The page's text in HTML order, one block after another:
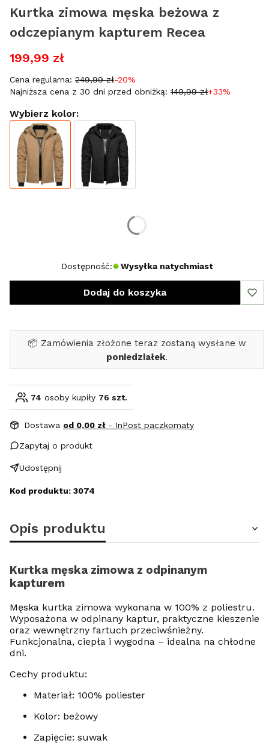
Kurtka zimowa męska beżowa z
odczepianym kapturem Recea
199,99 zł
Cena regularna: 249,99 zł-20%
Najniższa cena z 30 dni przed obniżką: 149,99 zł+33%
Wybierz kolor:
Dostępność: Wysyłka natychmiast
Dodaj do koszyka
📦 Zamówienia złożone teraz zostaną wysłane w
poniedziałek.
74 osoby kupiły 76 szt.
Dostawa od 0,00 zł - InPost paczkomaty
Zapytaj o produkt
Udostępnij
Kod produktu: 3074
Opis produktu
Kurtka męska zimowa z odpinanym
kapturem
Męska kurtka zimowa wykonana w 100% z poliestru.
Wyposażona w odpinany kaptur, praktyczne kieszenie
oraz wewnętrzny fartuch przeciwśnieżny.
Funkcjonalna, ciepła i wygodna – idealna na chłodne
dni.
Cechy produktu:
Materiał: 100% poliester
Kolor: beżowy
Zapięcie: suwak